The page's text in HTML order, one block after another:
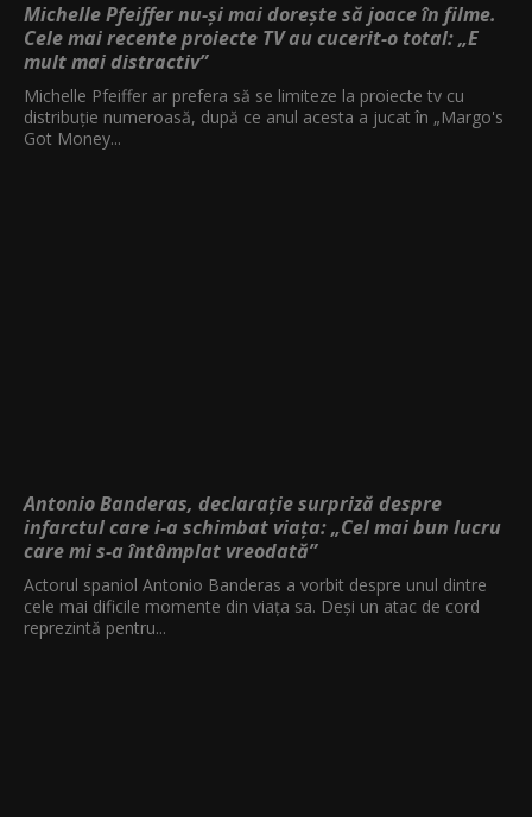
Michelle Pfeiffer nu-și mai dorește să joace în filme.
Cele mai recente proiecte TV au cucerit-o total: „E
mult mai distractiv”
Michelle Pfeiffer ar prefera să se limiteze la proiecte tv cu
distribuție numeroasă, după ce anul acesta a jucat în „Margo's
Got Money...
Antonio Banderas, declarație surpriză despre
infarctul care i-a schimbat viața: „Cel mai bun lucru
care mi s-a întâmplat vreodată”
Actorul spaniol Antonio Banderas a vorbit despre unul dintre
cele mai dificile momente din viața sa. Deși un atac de cord
reprezintă pentru...